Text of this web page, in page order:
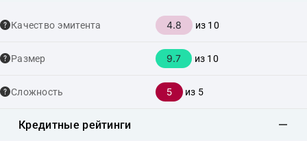
Качество эмитента 4.8 из 10
Размер 9.7 из 10
Сложность 5 из 5
Кредитные рейтинги